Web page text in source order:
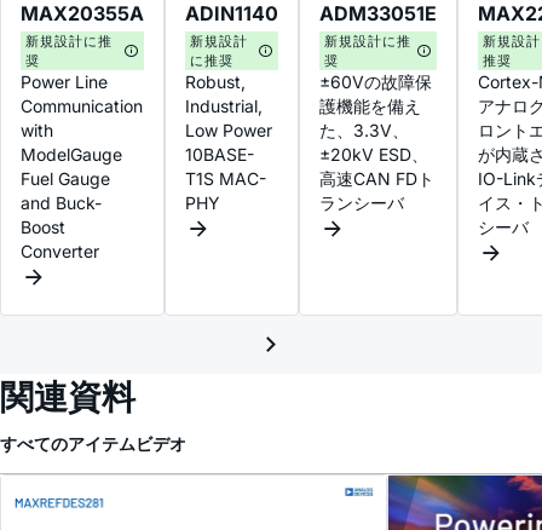
MAX20355A
新規設計に推
奨
Power Line
Communication
with
ModelGauge
Fuel Gauge
and Buck-
Boost
Converter
ADIN1140
新規設計
に推奨
Robust,
Industrial,
Low Power
10BASE-
T1S MAC-
PHY
ADM33051E
新規設計に推
奨
±60Vの故障保
護機能を備え
た、3.3V、
±20kV ESD、
高速CAN FDト
ランシーバ
新規設
推奨
アナロ
ロント
が内蔵
IO-Link
イス・
シーバ
関連資料
すべてのアイテムビデオ